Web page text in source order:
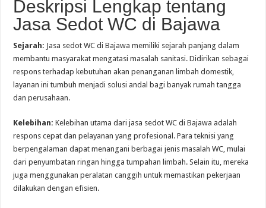
Deskripsi Lengkap tentang
Jasa Sedot WC di Bajawa
Sejarah: Jasa sedot WC di Bajawa memiliki sejarah panjang dalam
membantu masyarakat mengatasi masalah sanitasi. Didirikan sebagai
respons terhadap kebutuhan akan penanganan limbah domestik,
layanan ini tumbuh menjadi solusi andal bagi banyak rumah tangga
dan perusahaan.
Kelebihan: Kelebihan utama dari jasa sedot WC di Bajawa adalah
respons cepat dan pelayanan yang profesional. Para teknisi yang
berpengalaman dapat menangani berbagai jenis masalah WC, mulai
dari penyumbatan ringan hingga tumpahan limbah. Selain itu, mereka
juga menggunakan peralatan canggih untuk memastikan pekerjaan
dilakukan dengan efisien.